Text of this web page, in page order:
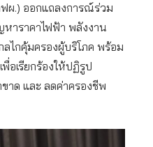
ฟผ.) ออกแถลงการณ์ร่วม
าราคาไฟฟ้า พลังงาน
ไกคุ้มครองผู้บริโภค พร้อม
พื่อเรียกร้องให้ปฏิรูป
าด และ ลดค่าครองชีพ